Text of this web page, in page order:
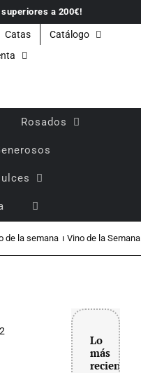
superiores a 200€!
Catas
Catálogo
Rosados
de la semana Vino de la Semana
Lo
más
reciente